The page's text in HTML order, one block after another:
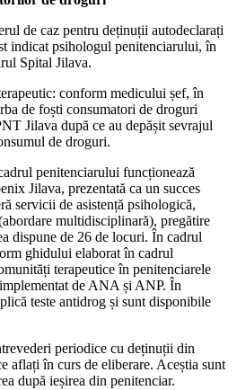
de caz pentru deținuții autodeclarați
indicat psihologul penitenciarului, în
Spital Jilava.
conform medicului șef, în
de foști consumatori de droguri
Jilava după ce au depășit sevrajul
de droguri.
penitenciarului funcționează
Jilava, prezentată ca un succes
servicii de asistență psihologică,
multidisciplinară), pregătire
dispune de 26 de locuri. În cadrul
ghidului elaborat în cadrul
terapeutice în penitenciarele
de ANA și ANP. În
teste antidrog și sunt disponibile
periodice cu deținuții din
aflați în curs de eliberare. Aceștia sunt
după ieșirea din penitenciar.